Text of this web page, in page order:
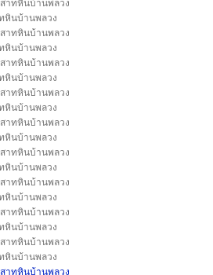
หินบ้านพลวง
หินบ้านพลวง
หินบ้านพลวง
หินบ้านพลวง
หินบ้านพลวง
หินบ้านพลวง
หินบ้านพลวง
หินบ้านพลวง
หินบ้านพลวง